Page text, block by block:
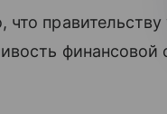
правительству